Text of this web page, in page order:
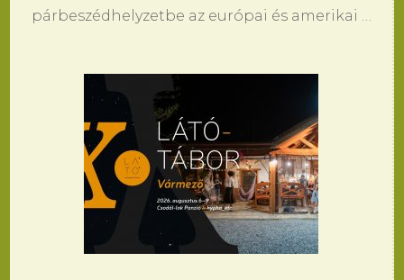
párbeszédhelyzetbe az európai és amerikai …